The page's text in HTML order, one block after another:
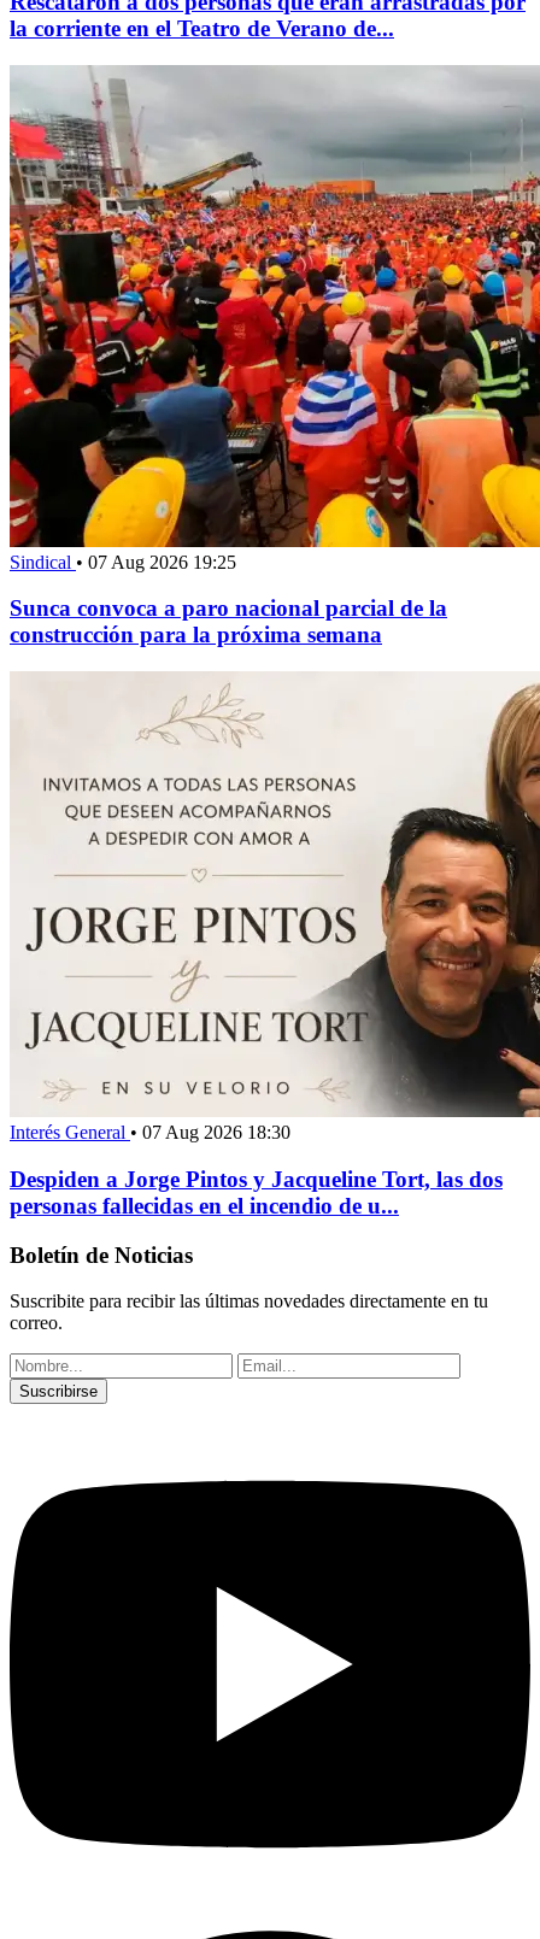
la corriente en el Teatro de Verano de...
Sindical • 07 Aug 2026 19:25
Sunca convoca a paro nacional parcial de la
construcción para la próxima semana
Interés General • 07 Aug 2026 18:30
Despiden a Jorge Pintos y Jacqueline Tort, las dos
personas fallecidas en el incendio de u...
Boletín de Noticias
Suscribite para recibir las últimas novedades directamente en tu
correo.
Suscribirse